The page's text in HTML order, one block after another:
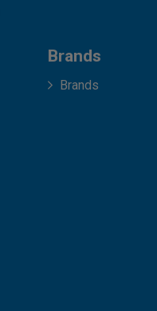
Brands
Brands